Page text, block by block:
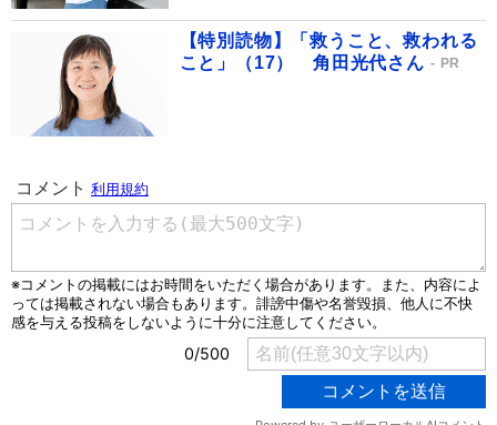
【特別読物】「救うこと、救われる
こと」（17） 角田光代さん
PR